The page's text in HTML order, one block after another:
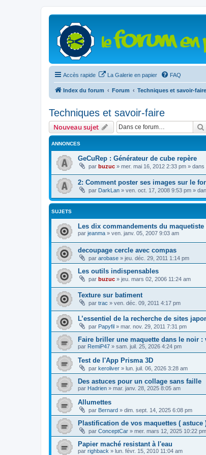
Accès rapide La Galerie en papier FAQ
Index du forum Forum Techniques et savoir-faire
Techniques et savoir-faire
Nouveau sujet
ANNONCES
GeCuRep : Générateur de cube repère
par buzuc » mer. mai 16, 2012 2:33 pm » dans
2: Comment poster ses images sur le
par DarkLan » ven. oct. 17, 2008 9:53 pm »
SUJETS
Les dix commandements du maquetiste
par jeanma » ven. janv. 05, 2007 9:03 am
decoupage cercle avec compas
par arobase » jeu. déc. 29, 2011 1:14 pm
Les outils indispensables
par buzuc » jeu. mars 02, 2006 11:24 am
Texture sur batiment
par trac » ven. déc. 09, 2011 4:17 pm
L’essentiel de la recherche de sites
par Papyfil » mar. nov. 29, 2011 7:31 pm
Faire briller une maquette dans le noir
par RemiP47 » sam. juil. 25, 2026 4:24 pm
Test de l'App Prisma 3D
par keroliver » lun. juil. 06, 2026 3:28 am
Des astuces pour un collage sans faille
par Hadrien » mar. janv. 28, 2025 8:05 am
Allumettes
par Bernard » dim. sept. 14, 2025 6:08 pm
Plastification de vos maquettes ( astuce
par ConceptCar » mer. mars 12, 2025 10:22 pm
Papier maché resistant à l'eau
par righback » lun. févr. 15, 2010 11:04 am